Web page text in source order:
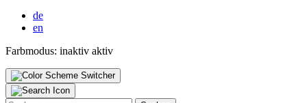
de
en
Farbmodus: inaktiv aktiv